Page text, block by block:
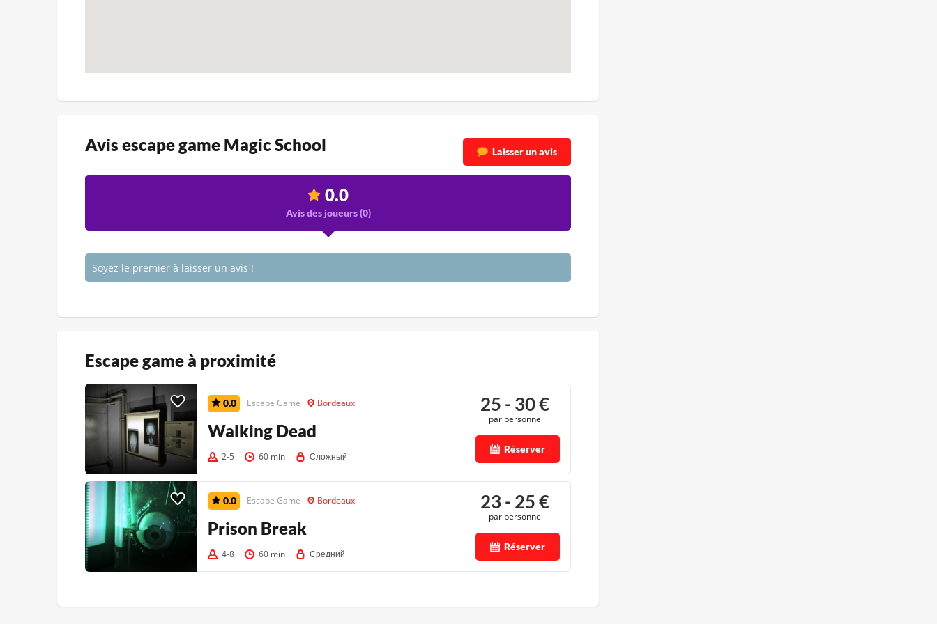
Avis escape game Magic School Laisser un avis
0.0
Avis des joueurs (0)
Soyez le premier à laisser un avis !
Escape game à proximité
0.0 Escape Game Bordeaux
Walking Dead
2-5 60 min Сложный
25 - 30€
par personne
Réserver
0.0 Escape Game Bordeaux
Prison Break
4-8 60 min Средний
23 - 25€
par personne
Réserver